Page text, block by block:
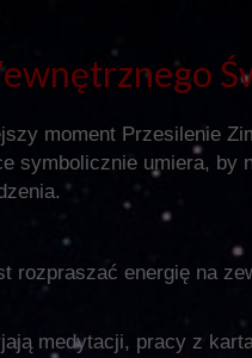
moment Przesilenie
symbolicznie umiera, by
rozpraszać energię na
medytacji, pracy z